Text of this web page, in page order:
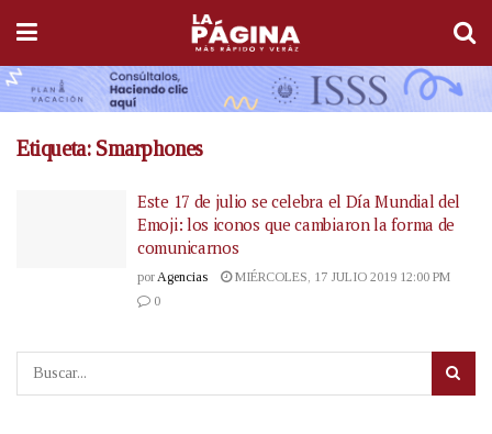
Etiqueta: Smarphones
Este 17 de julio se celebra el Día Mundial del
Emoji: los iconos que cambiaron la forma de
comunicarnos
por Agencias
MIÉRCOLES, 17 JULIO 2019 12:00 PM
0